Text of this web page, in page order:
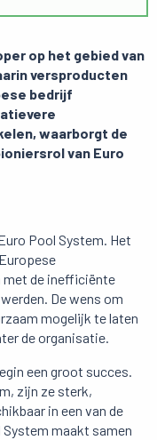
op het gebied van
versproducten
bedrijf
waarborgt de
van Euro
Pool System. Het
met de inefficiënte
De wens om
mogelijk te laten
de organisatie.
een groot succes.
zijn ze sterk,
in een van de
maakt samen